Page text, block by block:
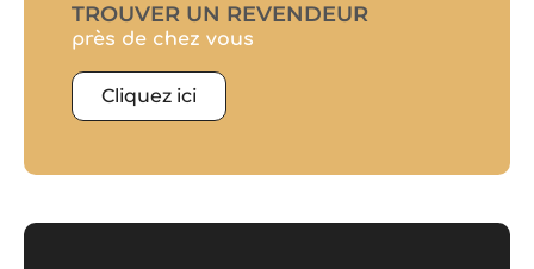
TROUVER UN REVENDEUR
près de chez vous
Cliquez ici